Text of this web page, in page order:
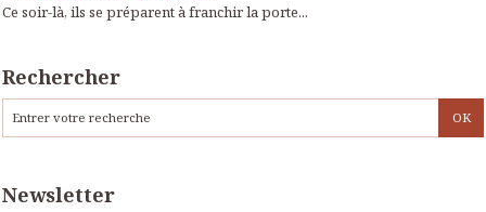
Ce soir-là, ils se préparent à franchir la porte...
Rechercher
Newsletter